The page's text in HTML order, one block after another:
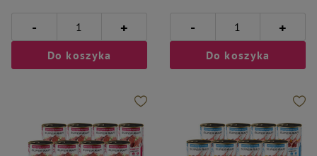
- +
Do koszyka
- +
Do koszyka